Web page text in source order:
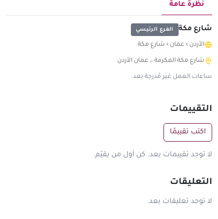
نظرة عامة
شارع مكة الفرع الرئيسي
الأردن › عمان › شارع مكة
شارع مكة المكرمة ،، عمان الأردن
ساعات العمل غير مُدرجة بعد.
التقييمات
اكتب تقييمًا
لا توجد تقييمات بعد. كن أول من يقيّم.
التعليقات
لا توجد تعليقات بعد.